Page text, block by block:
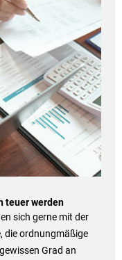
teuer werden
sich gerne mit der
die ordnungmäßige
Grad an